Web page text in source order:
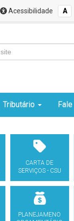
Acessibilidade A
Tributário
CARTA DE
SERVIÇOS - CSU
PLANEJAMENO